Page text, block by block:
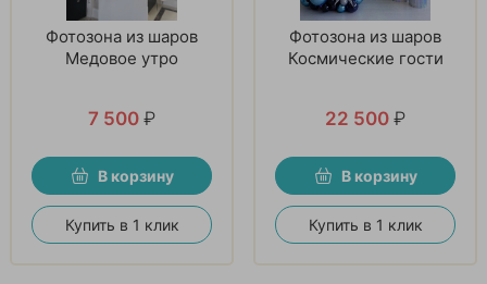
Фотозона из шаров
Медовое утро
7 500 ₽
В корзину
Купить в 1 клик
Фотозона из шаров
Космические гости
22 500 ₽
В корзину
Купить в 1 клик